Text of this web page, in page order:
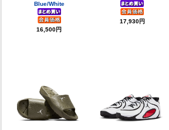
Blue/White
16,500円
17,930円